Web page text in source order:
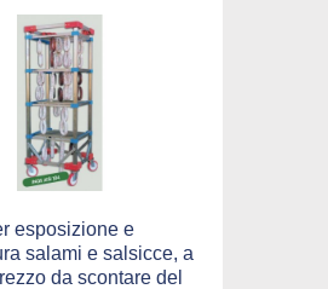
esposizione e
salami e salsicce, a
da scontare del